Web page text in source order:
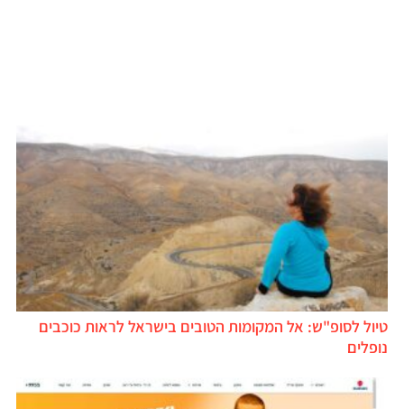
טיול לסופ"ש: אל המקומות הטובים בישראל לראות כוכבים
נופלים